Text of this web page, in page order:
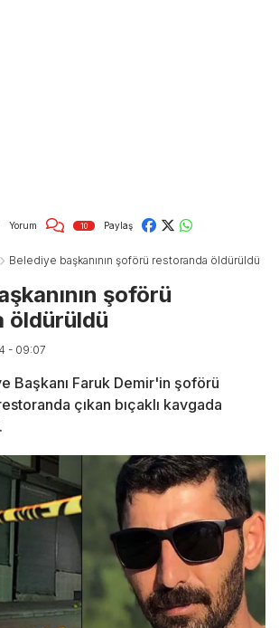
Yorum 10 Paylaş
Belediye başkanının şoförü restoranda öldürüldü
şoförü
öldürüldü
- 09:07
Başkanı Faruk Demir'in şoförü
çıkan bıçaklı kavgada